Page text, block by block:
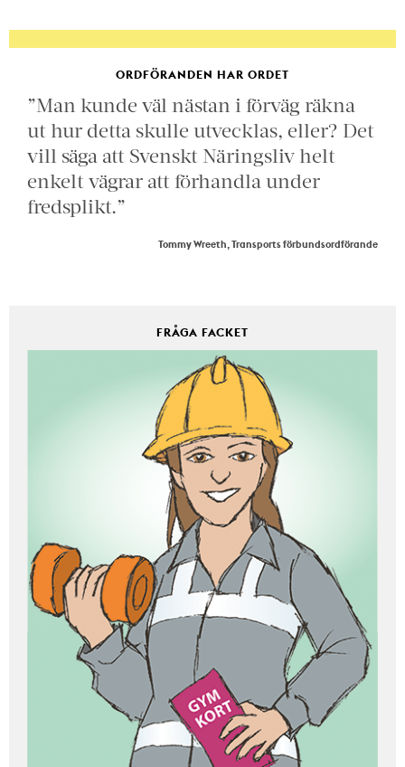
ORDFÖRANDEN HAR ORDET
”Man kunde väl nästan i förväg räkna
ut hur detta skulle utvecklas, eller? Det
vill säga att Svenskt Näringsliv helt
enkelt vägrar att förhandla under
fredsplikt.”
Tommy Wreeth, Transports förbundsordförande
FRÅGA FACKET